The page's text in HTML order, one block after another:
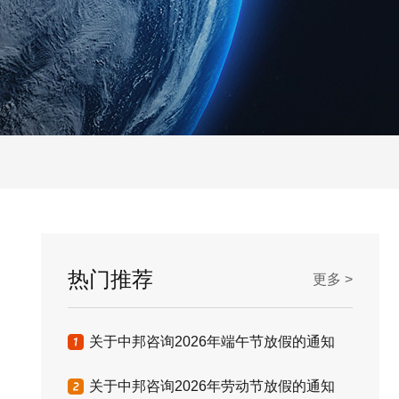
热门推荐 更多 >
关于中邦咨询2026年端午节放假的通知
关于中邦咨询2026年劳动节放假的通知